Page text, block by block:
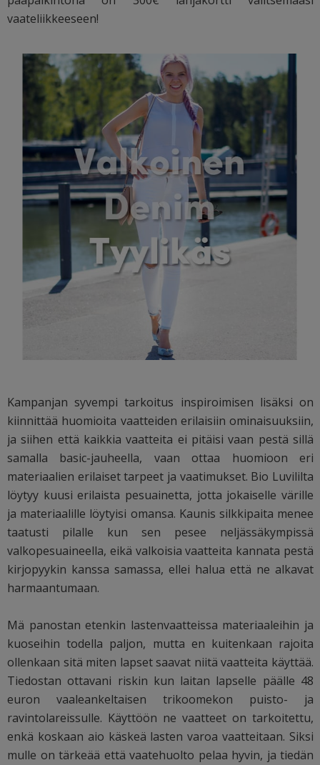
vaateliikkeeseen!
Kampanjan syvempi tarkoitus inspiroimisen lisäksi on
kiinnittää huomioita vaatteiden erilaisiin ominaisuuksiin,
ja siihen että kaikkia vaatteita ei pitäisi vaan pestä sillä
samalla basic-jauheella, vaan ottaa huomioon eri
materiaalien erilaiset tarpeet ja vaatimukset. Bio Luvililta
löytyy kuusi erilaista pesuainetta, jotta jokaiselle värille
ja materiaalille löytyisi omansa. Kaunis silkkipaita menee
taatusti pilalle kun sen pesee neljässäkympissä
valkopesuaineella, eikä valkoisia vaatteita kannata pestä
kirjopyykin kanssa samassa, ellei halua että ne alkavat
harmaantumaan.
Mä panostan etenkin lastenvaatteissa materiaaleihin ja
kuoseihin todella paljon, mutta en kuitenkaan rajoita
ollenkaan sitä miten lapset saavat niitä vaatteita käyttää.
Tiedostan ottavani riskin kun laitan lapselle päälle 48
euron vaaleankeltaisen trikoomekon puisto- ja
ravintolareissulle. Käyttöön ne vaatteet on tarkoitettu,
enkä koskaan aio käskeä lasten varoa vaatteitaan. Siksi
mulle on tärkeää että vaatehuolto pelaa hyvin, ja tiedän